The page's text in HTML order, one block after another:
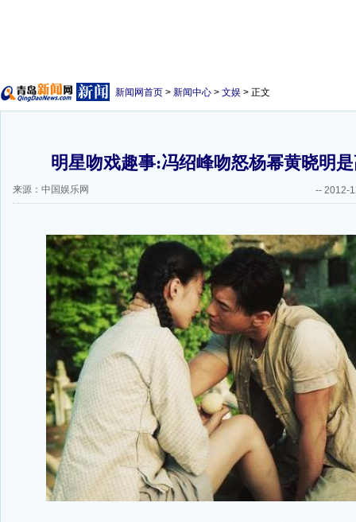
新闻网首页 > 新闻中心 > 文娱 > 正文
明星吻戏趣事:冯绍峰吻怒杨幂黄晓明
来源：中国娱乐网 -- 2012-